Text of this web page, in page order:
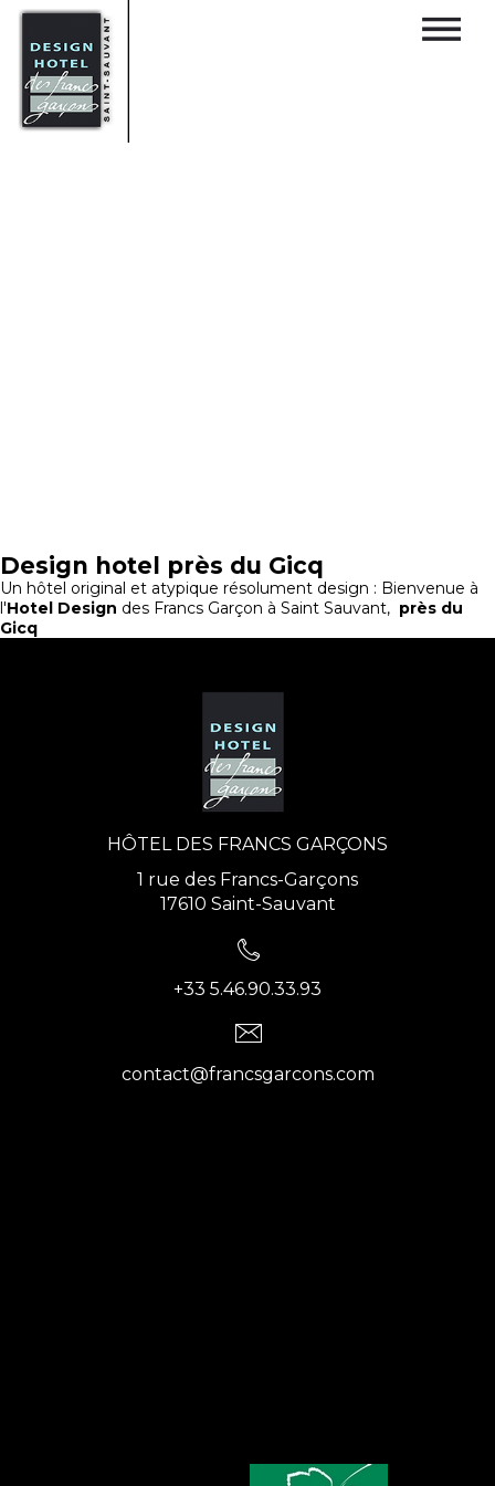
Design hotel près du Gicq
Un hôtel original et atypique résolument design : Bienvenue à
l'Hotel Design des Francs Garçon à Saint Sauvant, près du
Gicq
HÔTEL DES FRANCS GARÇONS
1 rue des Francs-Garçons
17610 Saint-Sauvant
+33 5.46.90.33.93
contact@francsgarcons.com